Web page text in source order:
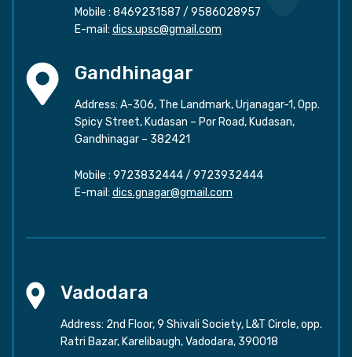
Mobile : 8469231587 / 9586028957
E-mail: dics.upsc@gmail.com
Gandhinagar
Address: A-306, The Landmark, Urjanagar-1, Opp.
Spicy Street, Kudasan – Por Road, Kudasan,
Gandhinagar – 382421
Mobile : 9723832444/ 9723932444
E-mail: dics.gnagar@gmail.com
Vadodara
Address: 2nd Floor, 9 Shivali Society, L&T Circle, opp.
Ratri Bazar, Karelibaugh, Vadodara, 390018